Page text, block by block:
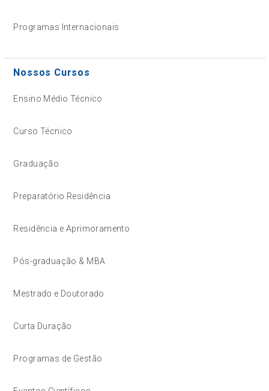
Programas Internacionais
Nossos Cursos
Ensino Médio Técnico
Curso Técnico
Graduação
Preparatório Residência
Residência e Aprimoramento
Pós-graduação & MBA
Mestrado e Doutorado
Curta Duração
Programas de Gestão